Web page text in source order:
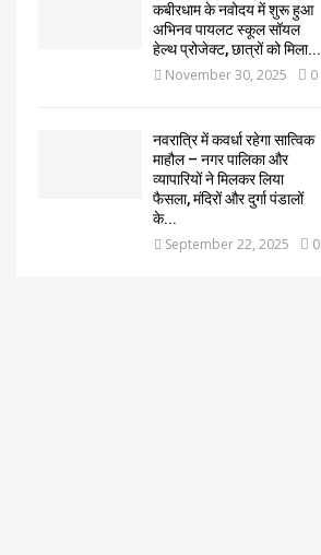
कबीरधाम के नवोदय में शुरू हुआ
अभिनव पायलट स्कूल सॉयल
हेल्थ प्रोजेक्ट, छात्रों को मिला...
November 30, 2025 0
नवरात्रि में कवर्धा रहेगा सात्विक
माहौल – नगर पालिका और
व्यापारियों ने मिलकर लिया
फैसला, मंदिरों और दुर्गा पंडालों
के...
September 22, 2025 0